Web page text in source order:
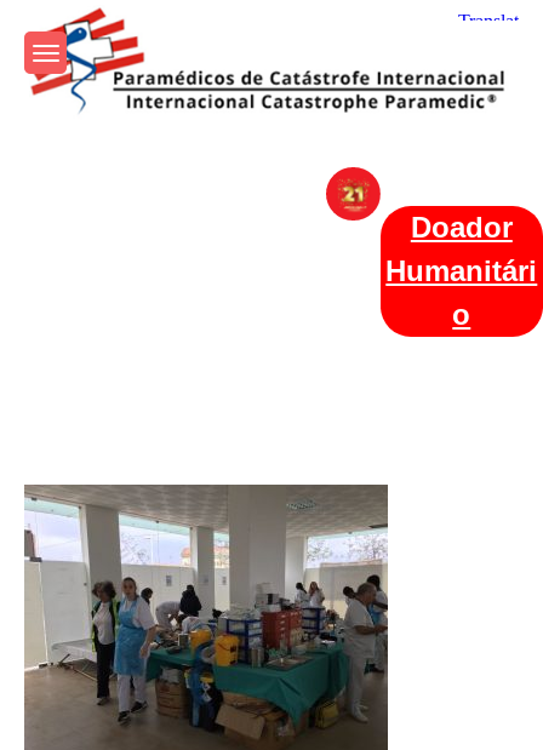
content
Internacional
Doador
Humanitári
o